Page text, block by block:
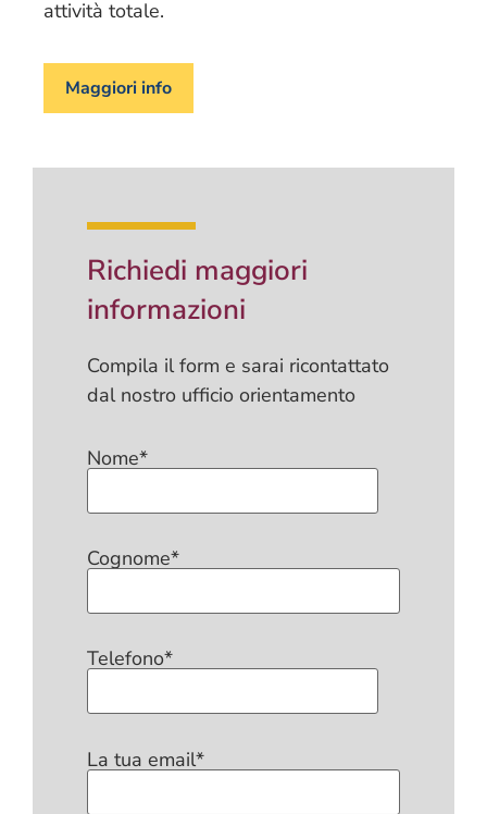
attività totale.
Maggiori info
Richiedi maggiori
informazioni
Compila il form e sarai ricontattato
dal nostro ufficio orientamento
Nome*
Cognome*
Telefono*
La tua email*